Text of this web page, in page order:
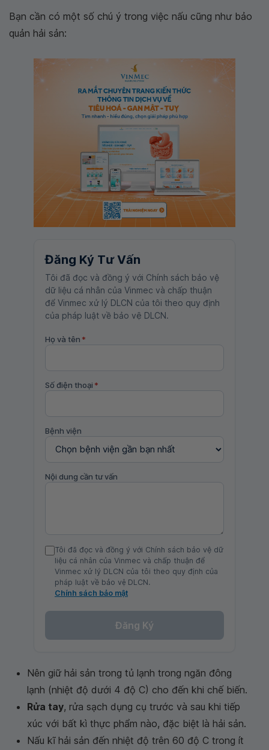
Bạn cần có một số chú ý trong việc nấu cũng như bảo
quản hải sản:
Đăng Ký Tư Vấn
Tôi đã đọc và đồng ý với Chính sách bảo vệ
dữ liệu cá nhân của Vinmec và chấp thuận
để Vinmec xử lý DLCN của tôi theo quy định
của pháp luật về bảo vệ DLCN.
Họ và tên *
Số điện thoại *
Bệnh viện
Nội dung cần tư vấn
Tôi đã đọc và đồng ý với Chính sách bảo vệ dữ
liệu cá nhân của Vinmec và chấp thuận để
Vinmec xử lý DLCN của tôi theo quy định của
pháp luật về bảo vệ DLCN.
Chính sách bảo mật
Đăng Ký
Nên giữ hải sản trong tủ lạnh trong ngăn đông
lạnh (nhiệt độ dưới 4 độ C) cho đến khi chế biến.
Rửa tay, rửa sạch dụng cụ trước và sau khi tiếp
xúc với bất kì thực phẩm nào, đặc biệt là hải sản.
Nấu kĩ hải sản đến nhiệt độ trên 60 độ C trong ít